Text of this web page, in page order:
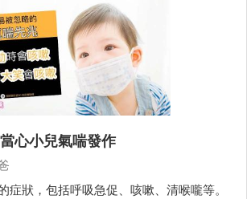
心小兒氣喘發作
症狀，包括呼吸急促、咳嗽、清喉嚨等。